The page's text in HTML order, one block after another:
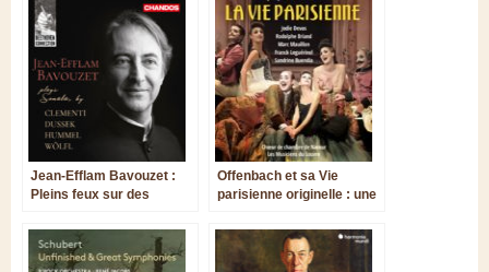
Jean-Efflam Bavouzet :
Pleins feux sur des
Beethoven
Offenbach et sa Vie
parisienne originelle : une